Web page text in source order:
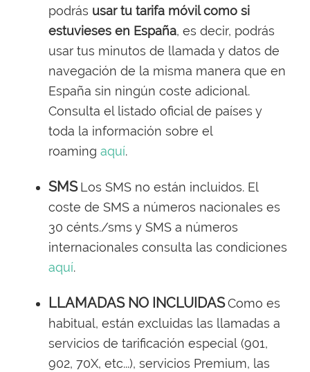
podrás usar tu tarifa móvil como si
estuvieses en España, es decir, podrás
usar tus minutos de llamada y datos de
navegación de la misma manera que en
España sin ningún coste adicional.
Consulta el listado oficial de países y
toda la información sobre el
roaming aquí.
SMS Los SMS no están incluidos. El
coste de SMS a números nacionales es
30 cénts./sms y SMS a números
internacionales consulta las condiciones
aquí.
LLAMADAS NO INCLUIDASComo es
habitual, están excluidas las llamadas a
servicios de tarificación especial (901,
902, 70X, etc...), servicios Premium, las